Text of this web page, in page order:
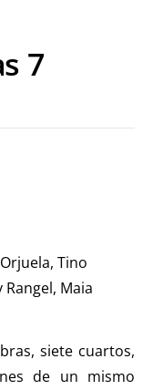
7
Tino
Maia
siete cuartos,
de un mismo